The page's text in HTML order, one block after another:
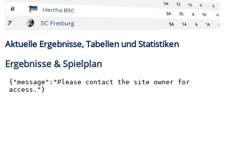
Aktuelle Ergebnisse, Tabellen und Statistiken
Ergebnisse & Spielplan